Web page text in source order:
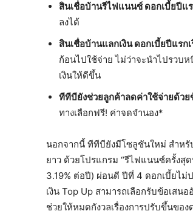
สินเชื่อบ้านรีไฟแนนซ์ ดอกเบี้ยปีแร
ลงได้
สินเชื่อบ้านแลกเงิน ดอกเบี้ยปีแรก
ก้อนไปใช้จ่าย ไม่ว่าจะนำไปรวบห
เงินให้ดีขึ้น
ทีทีบียังช่วยลูกค้าลดค่าใช้จ่ายด้วย
ทางเลือกฟรี! ค่าจดจำนอง*
นอกจากนี้ ทีทีบียังมีโซลูชันใหม่ สำหรั
ยาว ด้วยโปรแกรม “รีไฟแนนซ์ครั้งสุ
3.19% ต่อปี) ผ่อนดี ปีที่ 4 ดอกเบี้ยไ
เงิน Top Up สามารถเลือกรับข้อเสน
ช่วยให้หมดกังวลเรื่องการปรับขึ้นขอ